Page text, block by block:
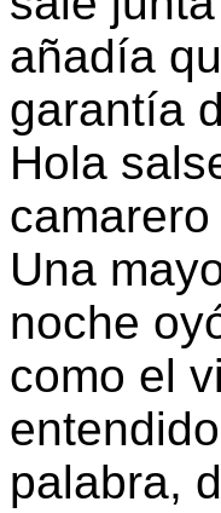
añadía
garantía
Hola
Una
noche
como el
palabra,